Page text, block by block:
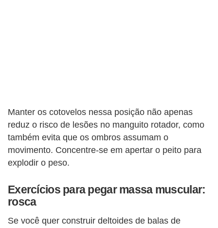
Manter os cotovelos nessa posição não apenas
reduz o risco de lesões no manguito rotador, como
também evita que os ombros assumam o
movimento. Concentre-se em apertar o peito para
explodir o peso.
Exercícios para pegar massa muscular:
rosca
Se você quer construir deltoides de balas de
a
ú
d
e